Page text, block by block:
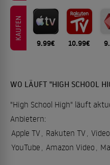
KAUFEN
9.99€ 10.99€
WO LÄUFT "HIGH SCHOOL
"High School High" läuft
Anbietern:
Apple TV, Rakuten TV,
YouTube , Amazon Video ,